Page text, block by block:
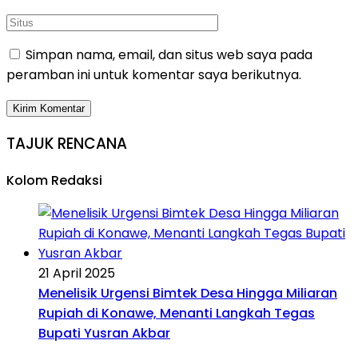
Simpan nama, email, dan situs web saya pada
peramban ini untuk komentar saya berikutnya.
TAJUK RENCANA
Kolom Redaksi
21 April 2025
Menelisik Urgensi Bimtek Desa Hingga Miliaran
Rupiah di Konawe, Menanti Langkah Tegas
Bupati Yusran Akbar